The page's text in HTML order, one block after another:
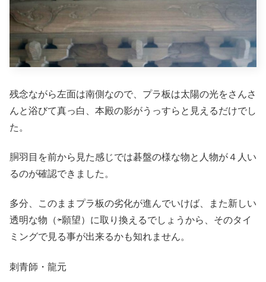
残念ながら左面は南側なので、プラ板は太陽の光をさんさ
んと浴びて真っ白、本殿の影がうっすらと見えるだけでし
た。
胴羽目を前から見た感じでは碁盤の様な物と人物が４人い
るのが確認できました。
多分、このままプラ板の劣化が進んでいけば、また新しい
透明な物（⇦願望）に取り換えるでしょうから、そのタイ
ミングで見る事が出来るかも知れません。
刺青師・龍元